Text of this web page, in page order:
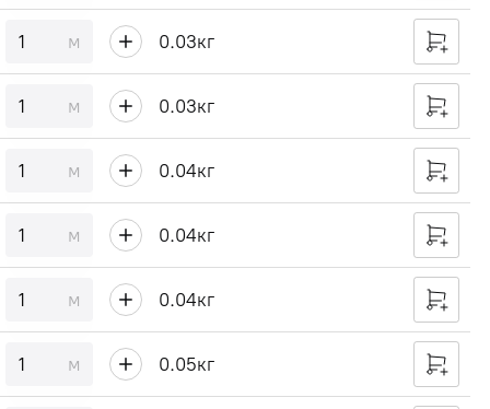
м 0.03кг
м 0.03кг
м 0.04кг
м 0.04кг
м 0.04кг
м 0.05кг